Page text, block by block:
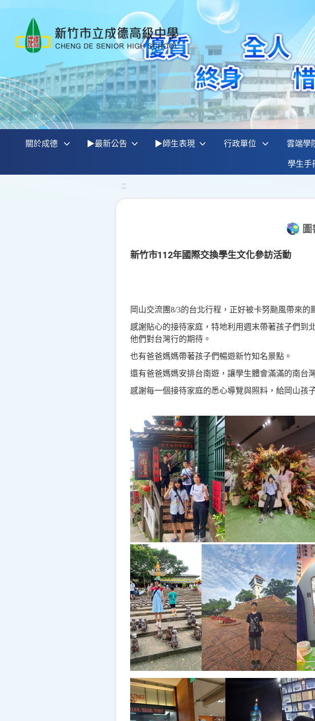
關於成德 ▶最新公告 ▶師生表現 行政單位 雲端學
學生手
:::
新竹市112年國際交換學生文化參訪活動
岡山交流團8/3的台北行程，正好被卡努颱風帶來的
感謝貼心的接待家庭，特地利用週末帶著孩子們到
他們對台灣行的期待。
也有爸爸媽媽帶著孩子們暢遊新竹知名景點。
還有爸爸媽媽安排台南遊，讓學生體會滿滿的南台
感謝每一個接待家庭的悉心導覽與照料，給岡山孩